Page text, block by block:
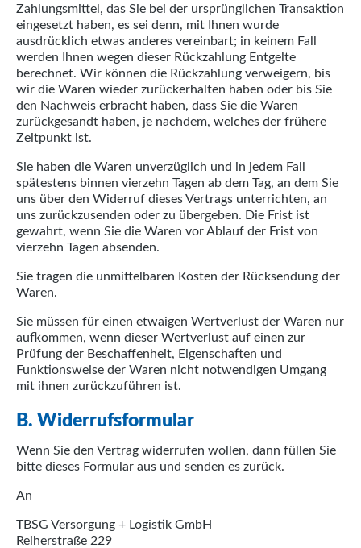
Zahlungsmittel, das Sie bei der ursprünglichen Transaktion
eingesetzt haben, es sei denn, mit Ihnen wurde
ausdrücklich etwas anderes vereinbart; in keinem Fall
werden Ihnen wegen dieser Rückzahlung Entgelte
berechnet. Wir können die Rückzahlung verweigern, bis
wir die Waren wieder zurückerhalten haben oder bis Sie
den Nachweis erbracht haben, dass Sie die Waren
zurückgesandt haben, je nachdem, welches der frühere
Zeitpunkt ist.
Sie haben die Waren unverzüglich und in jedem Fall
spätestens binnen vierzehn Tagen ab dem Tag, an dem Sie
uns über den Widerruf dieses Vertrags unterrichten, an
uns zurückzusenden oder zu übergeben. Die Frist ist
gewahrt, wenn Sie die Waren vor Ablauf der Frist von
vierzehn Tagen absenden.
Sie tragen die unmittelbaren Kosten der Rücksendung der
Waren.
Sie müssen für einen etwaigen Wertverlust der Waren nur
aufkommen, wenn dieser Wertverlust auf einen zur
Prüfung der Beschaffenheit, Eigenschaften und
Funktionsweise der Waren nicht notwendigen Umgang
mit ihnen zurückzuführen ist.
B. Widerrufsformular
Wenn Sie den Vertrag widerrufen wollen, dann füllen Sie
bitte dieses Formular aus und senden es zurück.
An
TBSG Versorgung + Logistik GmbH
Reiherstraße 229